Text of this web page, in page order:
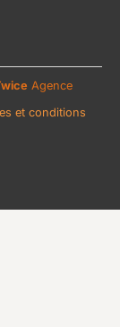
Agence
et conditions